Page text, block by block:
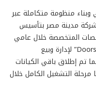
وبناء منظومة متكاملة عبر
شركة مدينة مصر بتأسيس
المتخصصة خلال عامي
2024 و2025، حيث تم تأسيس شركة “Doors” لإدارة وبيع
في منتصف عام 2024، بينما تم إطلاق باقي الكيانات
مرحلة التشغيل الكامل خلال